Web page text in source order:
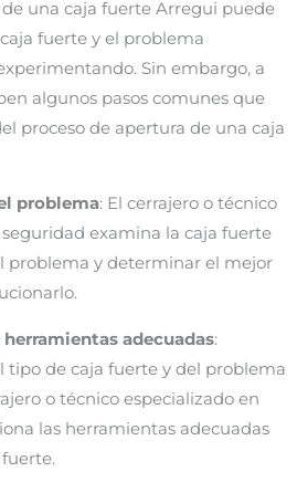
una caja fuerte Arregui puede
fuerte y el problema
Sin embargo, a
algunos pasos comunes que
proceso de apertura de una caja
problema: El cerrajero o técnico
examina la caja fuerte
problema y determinar el mejor
adecuadas:
tipo de caja fuerte y del problema
o técnico especializado en
las herramientas adecuadas